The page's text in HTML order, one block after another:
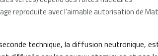
reproduite avec l’aimable autorisation de
seconde technique, la diffusion neutronique,